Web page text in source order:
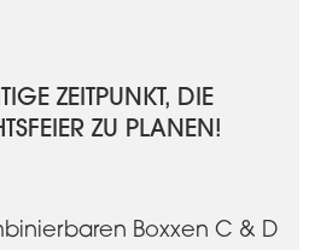
ZEITPUNKT, DIE
ZU PLANEN!
Boxxen C & D